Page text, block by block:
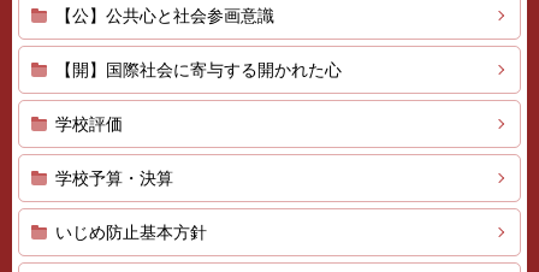
【公】公共心と社会参画意識
【開】国際社会に寄与する開かれた心
学校評価
学校予算・決算
いじめ防止基本方針